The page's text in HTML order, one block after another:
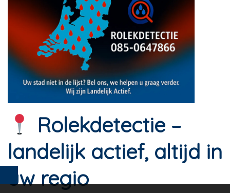
Rolekdetectie –
landelijk actief, altijd in
uw regio